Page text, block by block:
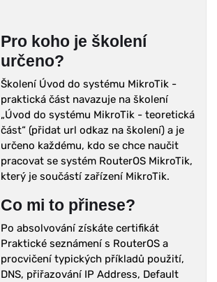
Pro koho je školení
určeno?
Školení Úvod do systému MikroTik -
praktická část navazuje na školení
„Úvod do systému MikroTik - teoretická
část“ (přidat url odkaz na školení) a je
určeno každému, kdo se chce naučit
pracovat se systém RouterOS MikroTik,
který je součástí zařízení MikroTik.
Co mi to přinese?
Po absolvování získáte certifikát
Praktické seznámení s RouterOS a
procvičení typických příkladů použití,
DNS, přiřazování IP Address, Default